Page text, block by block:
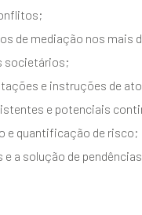
de mediação nos mais
societários;
e instruções de
e potenciais
e quantificação de risco;
a solução de